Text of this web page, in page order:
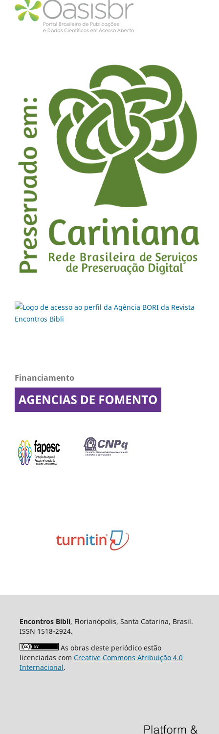
Financiamento
Encontros Bibli, Florianópolis, Santa Catarina, Brasil.
ISSN 1518-2924.
As obras deste periódico estão
licenciadas com Creative Commons Atribuição 4.0
Internacional.